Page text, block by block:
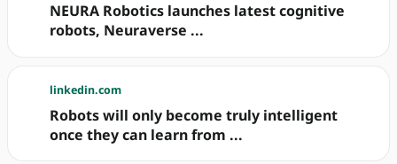
NEURA Robotics launches latest cognitive
robots, Neuraverse ...
linkedin.com
Robots will only become truly intelligent
once they can learn from ...